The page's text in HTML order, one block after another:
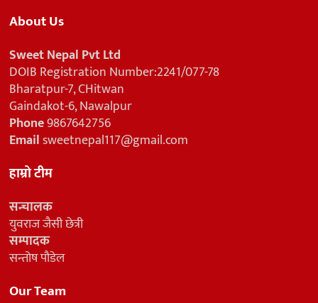
About Us
Sweet Nepal Pvt Ltd
DOIB Registration Number:2241/077-78
Bharatpur-7, CHitwan
Gaindakot-6, Nawalpur
Phone9867642756
Emailsweetnepal117@gmail.com
हाम्रो टीम
सन्चालक
युवराज जैसी छेत्री
सम्पादक
सन्तोष पौडेल
Our Team